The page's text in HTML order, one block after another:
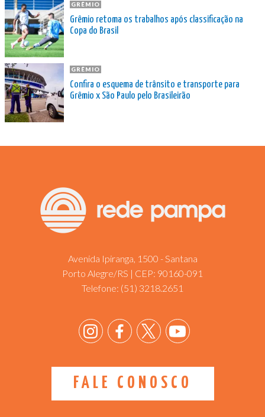
GRÊMIO
Grêmio retoma os trabalhos após classificação na
Copa do Brasil
GRÊMIO
Confira o esquema de trânsito e transporte para
Grêmio x São Paulo pelo Brasileirão
Avenida Ipiranga, 1500 - Santana
Porto Alegre/RS | CEP: 90160-091
Telefone: (51) 3218.2651
FALE CONOSCO